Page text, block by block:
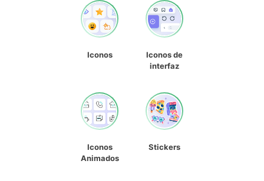
Iconos
Iconos de
interfaz
Iconos
Animados
Stickers